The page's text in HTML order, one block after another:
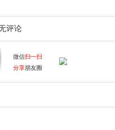
评论
微信扫一扫
分享朋友圈